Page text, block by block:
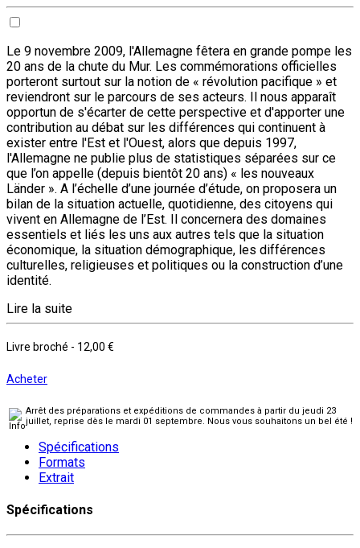
Le 9 novembre 2009, l'Allemagne fêtera en grande pompe les
20 ans de la chute du Mur. Les commémorations officielles
porteront surtout sur la notion de « révolution pacifique » et
reviendront sur le parcours de ses acteurs. Il nous apparaît
opportun de s'écarter de cette perspective et d'apporter une
contribution au débat sur les différences qui continuent à
exister entre l'Est et l'Ouest, alors que depuis 1997,
l'Allemagne ne publie plus de statistiques séparées sur ce
que l’on appelle (depuis bientôt 20 ans) « les nouveaux
Länder ». A l’échelle d’une journée d’étude, on proposera un
bilan de la situation actuelle, quotidienne, des citoyens qui
vivent en Allemagne de l’Est. Il concernera des domaines
essentiels et liés les uns aux autres tels que la situation
économique, la situation démographique, les différences
culturelles, religieuses et politiques ou la construction d’une
identité.
Lire la suite
Livre broché - 12,00 €
Acheter
Arrêt des préparations et expéditions de commandes à partir du jeudi 23
juillet, reprise dès le mardi 01 septembre. Nous vous souhaitons un bel été !
Spécifications
Formats
Extrait
Spécifications